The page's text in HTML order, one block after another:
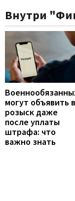
Внутри
могут объявить в
розыск даже
после уплаты
штрафа: что
важно знать